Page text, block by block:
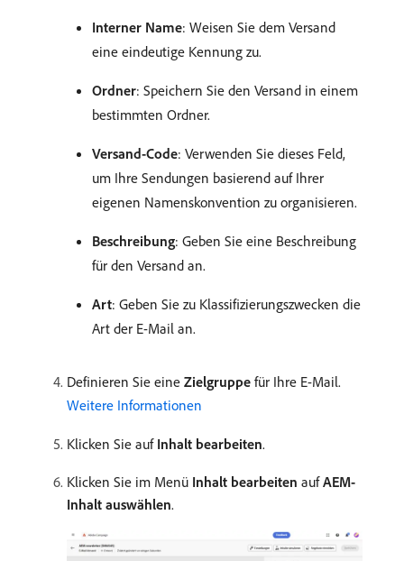
Interner Name: Weisen Sie dem Versand
eine eindeutige Kennung zu.
Ordner: Speichern Sie den Versand in einem
bestimmten Ordner.
Versand-Code: Verwenden Sie dieses Feld,
um Ihre Sendungen basierend auf Ihrer
eigenen Namenskonvention zu organisieren.
Beschreibung: Geben Sie eine Beschreibung
für den Versand an.
Art: Geben Sie zu Klassifizierungszwecken die
Art der E-Mail an.
Definieren Sie eine Zielgruppe für Ihre E-Mail.
Weitere Informationen
Klicken Sie auf Inhalt bearbeiten.
Klicken Sie im Menü Inhalt bearbeiten aufAEM-
Inhalt auswählen.